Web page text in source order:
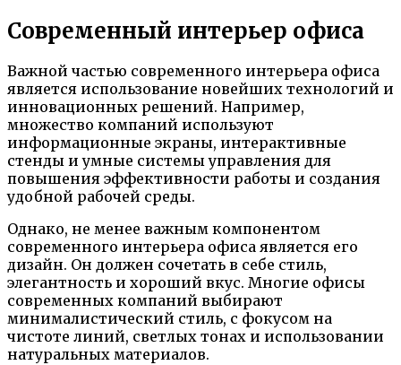
Современный интерьер офиса
Важной частью современного интерьера офиса
является использование новейших технологий и
инновационных решений. Например,
множество компаний используют
информационные экраны, интерактивные
стенды и умные системы управления для
повышения эффективности работы и создания
удобной рабочей среды.
Однако, не менее важным компонентом
современного интерьера офиса является его
дизайн. Он должен сочетать в себе стиль,
элегантность и хороший вкус. Многие офисы
современных компаний выбирают
минималистический стиль, с фокусом на
чистоте линий, светлых тонах и использовании
натуральных материалов.